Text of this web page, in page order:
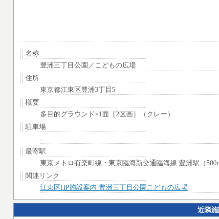
名称
豊洲三丁目公園／こどもの広場
住所
東京都江東区豊洲3丁目5
概要
多目的グラウンド×1面［2区画］（クレー）
駐車場
-
最寄駅
東京メトロ有楽町線・東京臨海新交通臨海線 豊洲駅（
関連リンク
江東区HP施設案内 豊洲三丁目公園こどもの広場
近隣